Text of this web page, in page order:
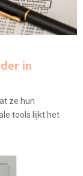
in
ze hun
tools lijkt het